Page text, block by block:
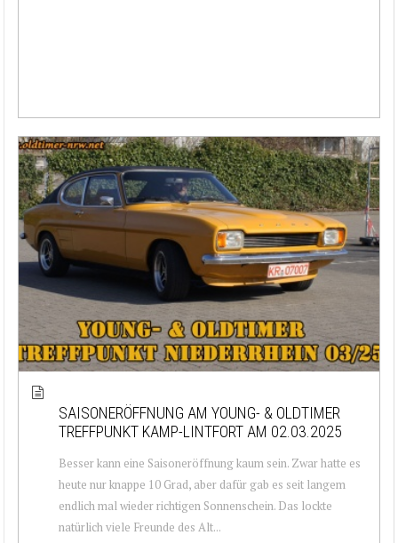
SAISONERÖFFNUNG AM YOUNG- & OLDTIMER
TREFFPUNKT KAMP-LINTFORT AM 02.03.2025
Besser kann eine Saisoneröffnung kaum sein. Zwar hatte es
heute nur knappe 10 Grad, aber dafür gab es seit langem
endlich mal wieder richtigen Sonnenschein. Das lockte
natürlich viele Freunde des Alt...